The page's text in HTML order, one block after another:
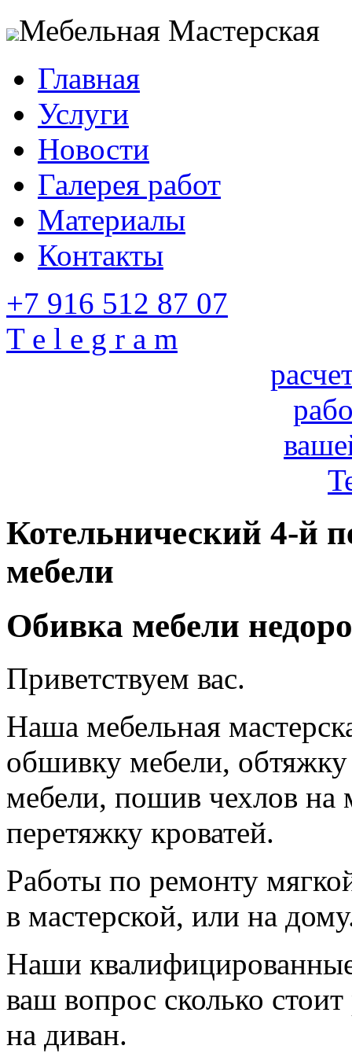
Мебельная Мастерская
Главная
Услуги
Новости
Галерея работ
Материалы
Контакты
+7 916 512 87 07
T e l e g r a m
Котельнический 4-й
мебели
Обивка мебели
Приветствуем вас.
Наша мебельная
обшивку мебели,
мебели, пошив чехлов на
перетяжку кроватей.
Работы по ремонту
в мастерской, или на
Наши
ваш вопрос сколько
на диван.